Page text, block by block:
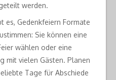
werden.
es, Gedenkfeiern Formate
Sie können eine
wählen oder eine
mit vielen Gästen. Planen
Tage für Abschiede